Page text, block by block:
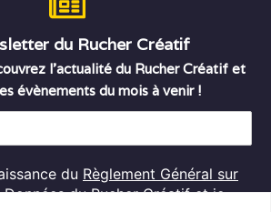
du Rucher Créatif
l’actualité du Rucher Créatif et
évènements du mois à venir !
du Règlement Général sur
du Rucher Créatif et je